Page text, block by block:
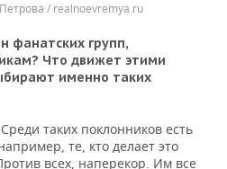
/ realnoevremya.ru
фанатских групп,
Что движет этими
именно таких
таких поклонников есть
те, кто делает это
всех, наперекор. Им все